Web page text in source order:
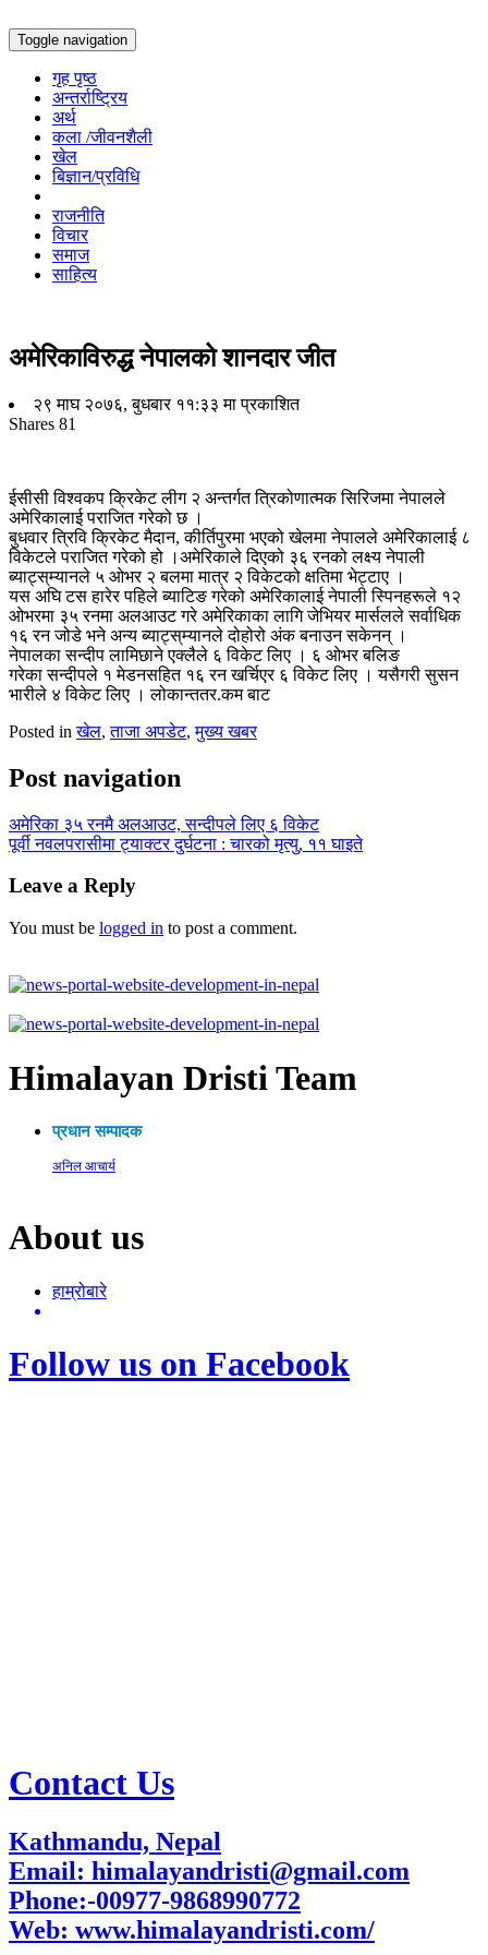
Toggle navigation
गृह पृष्ठ
अन्तर्राष्ट्रिय
अर्थ
कला /जीवनशैली
खेल
बिज्ञान/प्रविधि
राजनीति
विचार
समाज
साहित्य
अमेरिकाविरुद्ध नेपालको शानदार जीत
२९ माघ २०७६, बुधबार ११:३३ मा प्रकाशित
Shares 81
ईसीसी विश्वकप क्रिकेट लीग २ अन्तर्गत त्रिकोणात्मक सिरिजमा नेपालले
अमेरिकालाई पराजित गरेको छ ।
बुधवार त्रिवि क्रिकेट मैदान, कीर्तिपुरमा भएको खेलमा नेपालले अमेरिकालाई ८
विकेटले पराजित गरेको हो ।अमेरिकाले दिएको ३६ रनको लक्ष्य नेपाली
ब्याट्स्‌म्यानले ५ ओभर २ बलमा मात्र २ विकेटको क्षतिमा भेट्टाए ।
यस अघि टस हारेर पहिले ब्याटिङ गरेको अमेरिकालाई नेपाली स्पिनहरूले १२
ओभरमा ३५ रनमा अलआउट गरे अमेरिकाका लागि जेभियर मार्सलले सर्वाधिक
१६ रन जोडे भने अन्य ब्याट्स्‌म्यानले दोहोरो अंक बनाउन सकेनन् ।
नेपालका सन्दीप लामिछाने एक्लैले ६ विकेट लिए । ६ ओभर बलिङ
गरेका सन्दीपले १ मेडनसहित १६ रन खर्चिएर ६ विकेट लिए । यसैगरी सुसन
भारीले ४ विकेट लिए । लोकान्ततर.कम बाट
Posted inखेल,ताजा अपडेट,मुख्य खबर
Post navigation
अमेरिका ३५ रनमै अलआउट, सन्दीपले लिए ६ विकेट
पूर्वी नवलपरासीमा ट्याक्टर दुर्घटना : चारको मृत्यु, ११ घाइते
Leave a Reply
You must be logged in to post a comment.
Himalayan Dristi Team
प्रधान सम्पादक
अनिल आचार्य
About us
हाम्रोबारे
Follow us on Facebook
Contact Us
Kathmandu, Nepal
Email: himalayandristi@gmail.com
Phone:-00977-9868990772
Web: www.himalayandristi.com/